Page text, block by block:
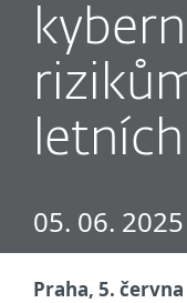
05. 06. 2025
Praha, 5.